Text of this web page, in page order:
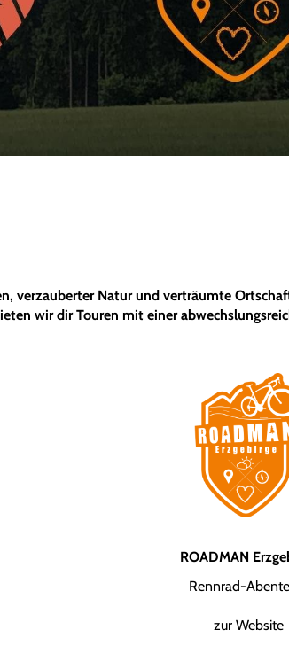
verzauberter Natur und verträumte
wir dir Touren mit einer
ROADMAN
Rennrad-
zur Website